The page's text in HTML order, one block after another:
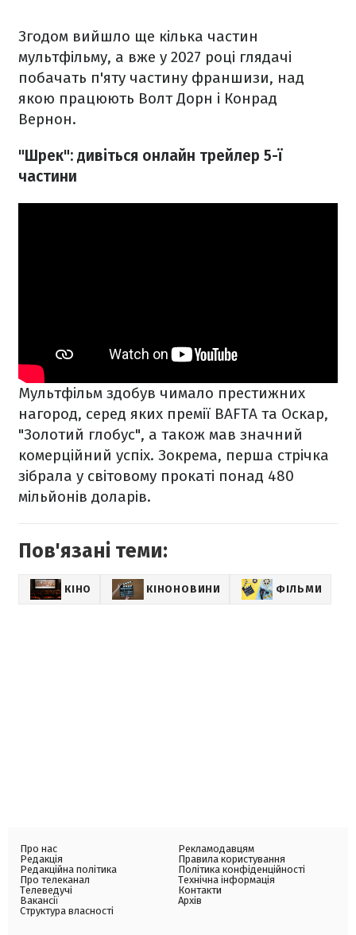
Згодом вийшло ще кілька частин
мультфільму, а вже у 2027 році глядачі
побачать п'яту частину франшизи, над
якою працюють Волт Дорн і Конрад
Вернон.
"Шрек": дивіться онлайн трейлер 5-ї
частини
Мультфільм здобув чимало престижних
нагород, серед яких премії BAFTA та Оскар,
"Золотий глобус", а також мав значний
комерційний успіх. Зокрема, перша стрічка
зібрала у світовому прокаті понад 480
мільйонів доларів.
Пов'язані теми:
КІНО КІНОНОВИНИ ФІЛЬМИ
Про нас
Редакція
Редакційна політика
Про телеканал
Телеведучі
Вакансії
Структура власності
Рекламодавцям
Правила користування
Політика конфіденційності
Технічна інформація
Контакти
Архів